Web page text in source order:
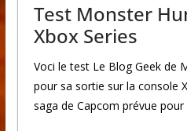
Test Monster
Xbox Series
Voci le test Le Blog Geek de
pour sa sortie sur la console
saga de Capcom prévue